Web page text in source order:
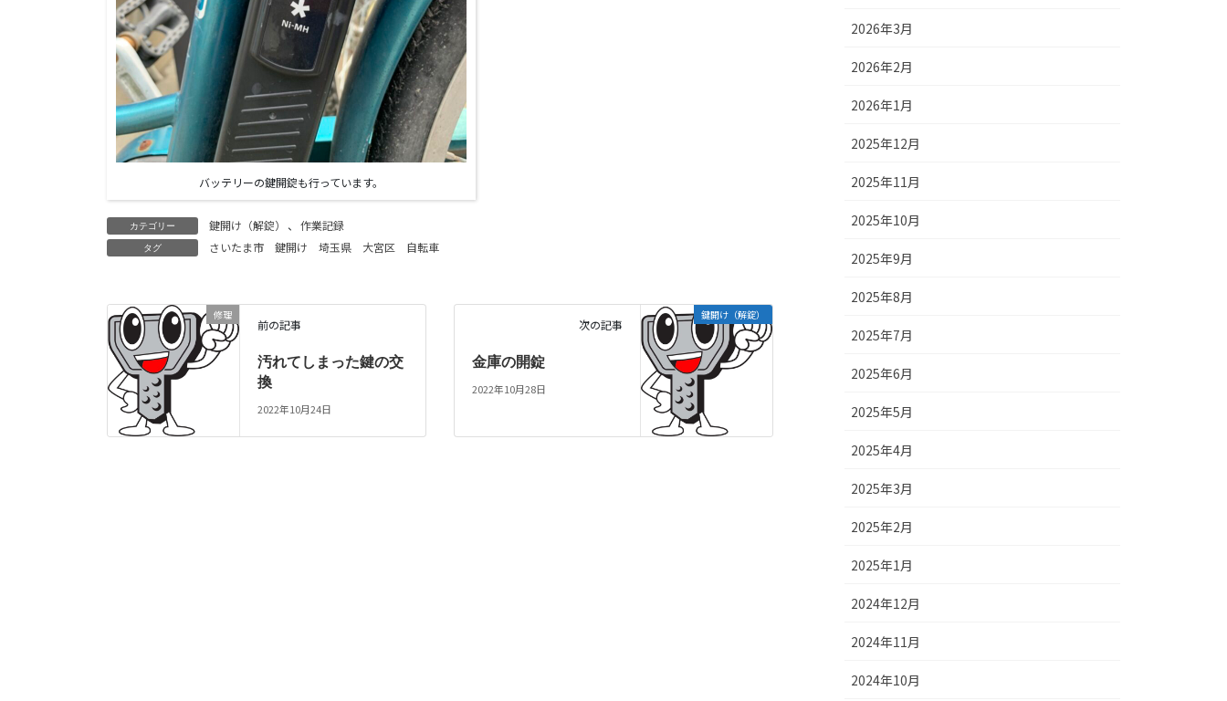
バッテリーの鍵開錠も行っています。
カテゴリー 鍵開け（解錠） 、 作業記録
タグ さいたま市 鍵開け 埼玉県 大宮区 自転車
修理
前の記事
汚れてしまった鍵の交
換
2022年10月24日
鍵開け（解錠）
次の記事
金庫の開錠
2022年10月28日
2026年3月
2026年2月
2026年1月
2025年12月
2025年11月
2025年10月
2025年9月
2025年8月
2025年7月
2025年6月
2025年5月
2025年4月
2025年3月
2025年2月
2025年1月
2024年12月
2024年11月
2024年10月